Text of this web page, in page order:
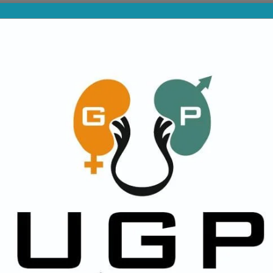
PROVINCIALES DIVISIONES INFERIORES